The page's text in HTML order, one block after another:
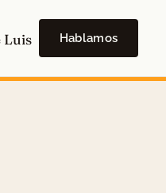
Luis Hablamos